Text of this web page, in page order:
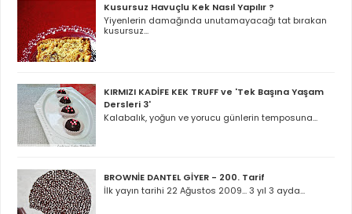
Kusursuz Havuçlu Kek Nasıl Yapılır ?
Yiyenlerin damağında unutamayacağı tat bırakan
kusursuz...
KIRMIZI KADİFE KEK TRUFF ve 'Tek Başına Yaşam
Dersleri 3'
Kalabalık, yoğun ve yorucu günlerin temposuna...
BROWNİE DANTEL GİYER - 200. Tarif
İlk yayın tarihi 22 Ağustos 2009... 3 yıl 3 ayda...